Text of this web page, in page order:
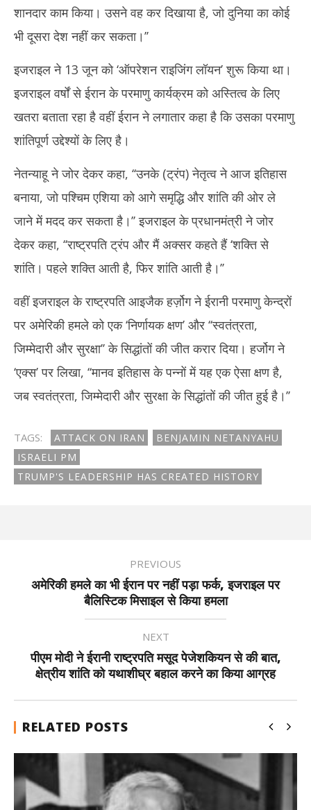
शानदार काम किया। उसने वह कर दिखाया है, जो दुनिया का कोई
भी दूसरा देश नहीं कर सकता।’’
इजराइल ने 13 जून को ‘ऑपरेशन राइजिंग लॉयन’ शुरू किया था।
इजराइल वर्षों से ईरान के परमाणु कार्यक्रम को अस्तित्व के लिए
खतरा बताता रहा है वहीं ईरान ने लगातार कहा है कि उसका परमाणु
शांतिपूर्ण उद्देश्यों के लिए है।
नेतन्याहू ने जोर देकर कहा, ‘‘उनके (ट्रंप) नेतृत्व ने आज इतिहास
बनाया, जो पश्चिम एशिया को आगे समृद्धि और शांति की ओर ले
जाने में मदद कर सकता है।’’ इजराइल के प्रधानमंत्री ने जोर
देकर कहा, ‘‘राष्ट्रपति ट्रंप और मैं अक्सर कहते हैं ‘शक्ति से
शांति। पहले शक्ति आती है, फिर शांति आती है।’’
वहीं इजराइल के राष्ट्रपति आइजैक हर्ज़ोग ने ईरानी परमाणु केन्द्रों
पर अमेरिकी हमले को एक ‘निर्णायक क्षण’ और ‘‘स्वतंत्रता,
जिम्मेदारी और सुरक्षा’’ के सिद्धांतों की जीत करार दिया। हर्जोग ने
‘एक्स’ पर लिखा, ‘‘मानव इतिहास के पन्नों में यह एक ऐसा क्षण है,
जब स्वतंत्रता, जिम्मेदारी और सुरक्षा के सिद्धांतों की जीत हुई है।’’
TAGS: ATTACK ON IRAN
BENJAMIN NETANYAHU
ISRAELI PM
TRUMP'S LEADERSHIP HAS CREATED HISTORY
PREVIOUS
अमेरिकी हमले का भी ईरान पर नहीं पड़ा फर्क, इजराइल पर
बैलिस्टिक मिसाइल से किया हमला
NEXT
पीएम मोदी ने ईरानी राष्ट्रपति मसूद पेजेशकियन से की बात,
क्षेत्रीय शांति को यथाशीघ्र बहाल करने का किया आग्रह
RELATED POSTS